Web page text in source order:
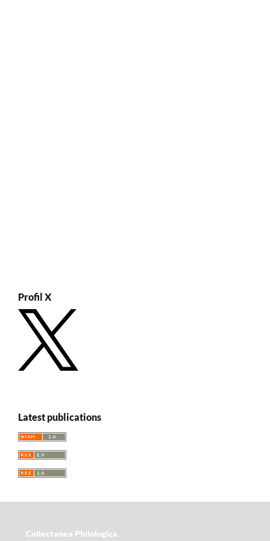
Profil X
Latest publications
Collectanea Philologica